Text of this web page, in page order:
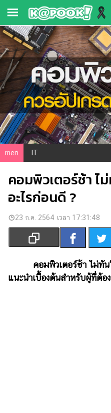
ข่าว-
ความ
รู้
ข่าว
ข่าว
บันเทิง
ตรวจ
หวย
ผล
บอล
สด
การ
เงิน
การ
บันเทิง
men IT
คอมพิวเตอร์ช้า ไ
อะไรก่อนดี ?
23 ก.ค. 2564 เวลา 17:31:48
คอมพิวเตอร์ช้า ไม่ทันใ
แนะนำเบื้องต้นสำหรับผู้ที่ต้อ